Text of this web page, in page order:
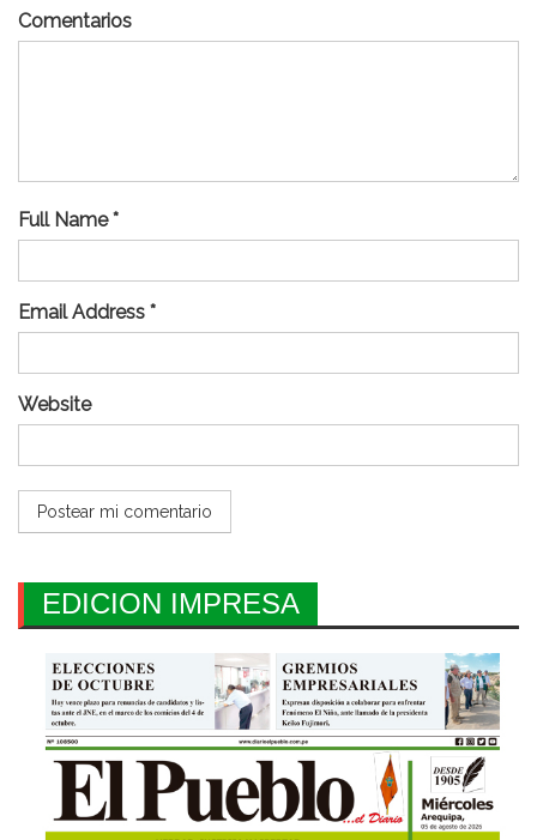
Comentarios
Full Name *
Email Address *
Website
EDICION IMPRESA